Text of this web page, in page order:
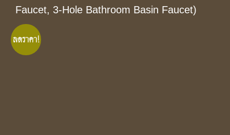
Faucet, 3-Hole Bathroom Basin Faucet)
ลดราคา!